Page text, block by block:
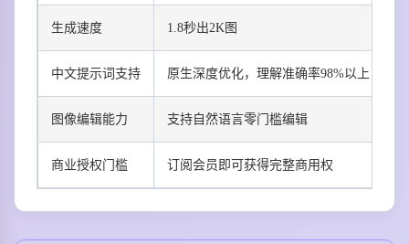
生成速度 1.8秒出2K图
中文提示词支持 原生深度优化，理解准确率98%以上
图像编辑能力 支持自然语言零门槛编辑
商业授权门槛 订阅会员即可获得完整商用权